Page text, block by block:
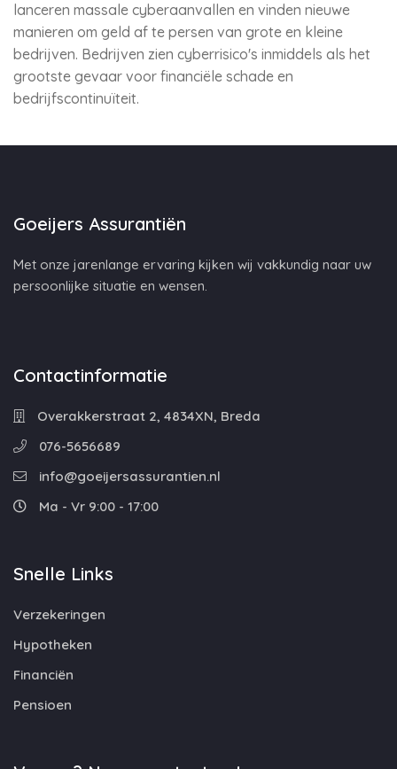
lanceren massale cyberaanvallen en vinden nieuwe
manieren om geld af te persen van grote en kleine
bedrijven. Bedrijven zien cyberrisico's inmiddels als het
grootste gevaar voor financiële schade en
bedrijfscontinuïteit.
Goeijers Assurantiën
Met onze jarenlange ervaring kijken wij vakkundig naar uw
persoonlijke situatie en wensen.
Contactinformatie
Overakkerstraat 2, 4834XN, Breda
076-5656689
info@goeijersassurantien.nl
Ma - Vr 9:00 - 17:00
Snelle Links
Verzekeringen
Hypotheken
Financiën
Pensioen